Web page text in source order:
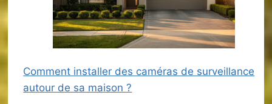
Comment installer des caméras de surveillance
autour de sa maison ?